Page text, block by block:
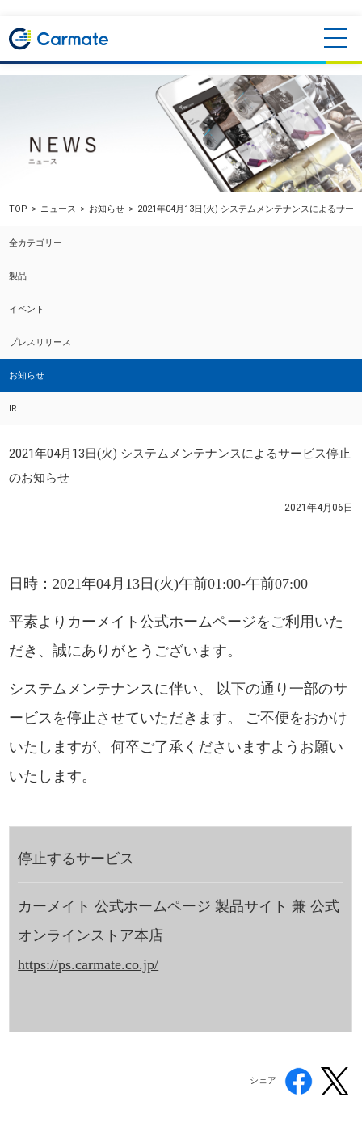
TOP ニュース お知らせ 2021年04月13日(火) システムメンテナンスによるサー
全カテゴリー
製品
イベント
プレスリリース
お知らせ
IR
2021年04月13日(火) システムメンテナンスによるサービス停止
のお知らせ
2021年4月06日
日時：2021年04月13日(火)午前01:00-午前07:00
平素よりカーメイト公式ホームページをご利用いた
だき、誠にありがとうございます。
システムメンテナンスに伴い、 以下の通り一部のサ
ービスを停止させていただきます。 ご不便をおかけ
いたしますが、何卒ご了承くださいますようお願い
いたします。
停止するサービス
カーメイト 公式ホームページ 製品サイト 兼 公式
オンラインストア本店
https://ps.carmate.co.jp/
シェア